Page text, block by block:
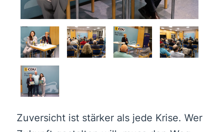
Zuversicht ist stärker als jede Krise. Wer